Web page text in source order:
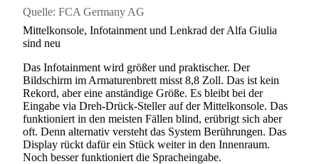
Quelle: FCA Germany AG
Mittelkonsole, Infotainment und Lenkrad der Alfa Giulia
sind neu
Das Infotainment wird größer und praktischer. Der
Bildschirm im Armaturenbrett misst 8,8 Zoll. Das ist kein
Rekord, aber eine anständige Größe. Es bleibt bei der
Eingabe via Dreh-Drück-Steller auf der Mittelkonsole. Das
funktioniert in den meisten Fällen blind, erübrigt sich aber
oft. Denn alternativ versteht das System Berührungen. Das
Display rückt dafür ein Stück weiter in den Innenraum.
Noch besser funktioniert die Spracheingabe.